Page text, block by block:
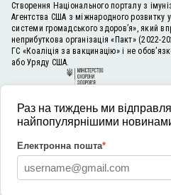
Створення Національного порталу з
Агентства США з міжнародного розвитку
системи громадського здоров’я», який
неприбуткова організація «Пакт» (2022-
ГС «Коаліція за вакцинацію» і не
або Уряду США.
Раз на тиждень ми
найпопулярнішими
Електронна пошта*